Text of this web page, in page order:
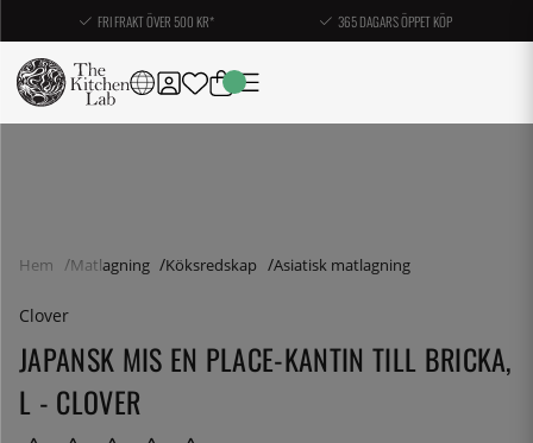
FRI FRAKT ÖVER 500 KR* 365 DAGARS ÖPPET KÖP
Hem Matlagning Köksredskap Asiatisk matlagning
Clover
JAPANSK MIS EN PLACE-KANTIN TILL BRICKA,
L - CLOVER